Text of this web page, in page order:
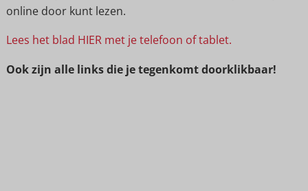
online door kunt lezen.
Lees het blad HIER met je telefoon of tablet.
Ook zijn alle links die je tegenkomt doorklikbaar!